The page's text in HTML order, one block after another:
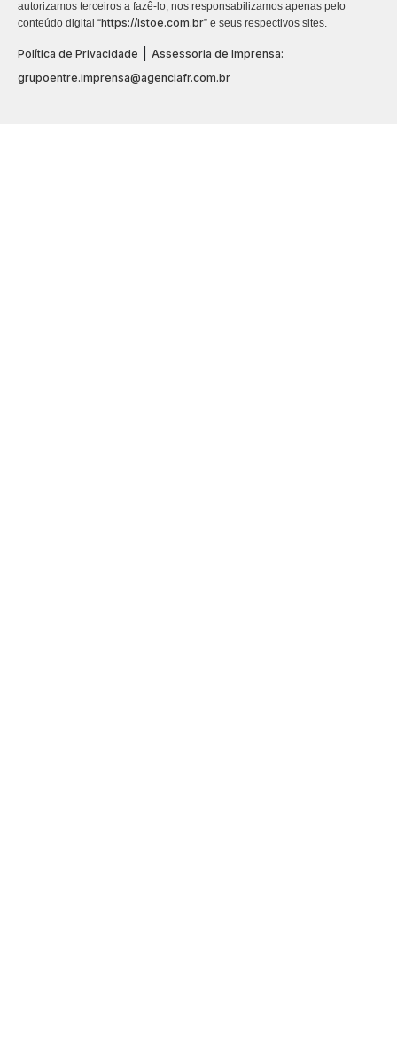
autorizamos terceiros a fazê-lo, nos responsabilizamos apenas pelo
conteúdo digital “https://istoe.com.br” e seus respectivos sites.
Política de Privacidade
Assessoria de Imprensa:
grupoentre.imprensa@agenciafr.com.br